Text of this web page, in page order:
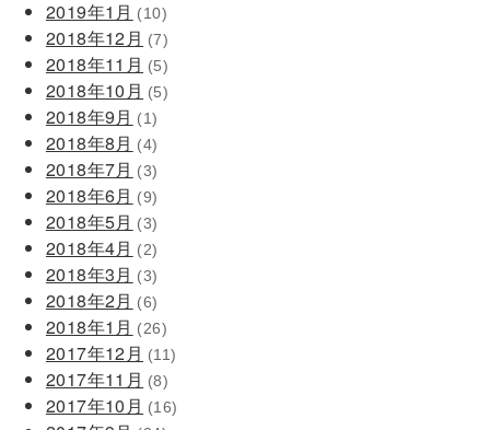
2019年1月 (10)
2018年12月 (7)
2018年11月 (5)
2018年10月 (5)
2018年9月 (1)
2018年8月 (4)
2018年7月 (3)
2018年6月 (9)
2018年5月 (3)
2018年4月 (2)
2018年3月 (3)
2018年2月 (6)
2018年1月 (26)
2017年12月 (11)
2017年11月 (8)
2017年10月 (16)